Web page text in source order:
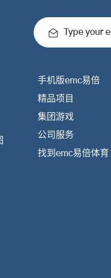
Type your
手机版emc易倍
精品项目
集团游戏
公司服务
找到emc易倍体育